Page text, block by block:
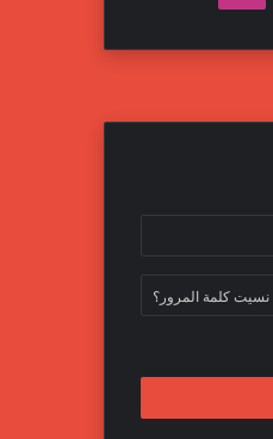
نسيت كلمة المرور؟